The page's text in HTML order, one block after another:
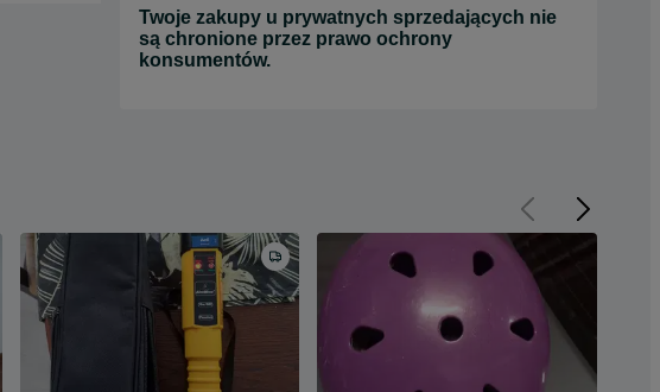
Twoje zakupy u prywatnych sprzedających nie
są chronione przez prawo ochrony
konsumentów.